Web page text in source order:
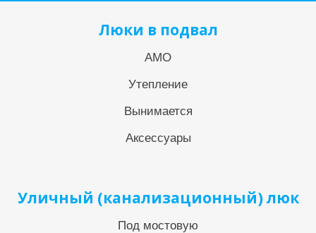
Люки в подвал
АМО
Утепление
Вынимается
Аксессуары
Уличный (канализационный) люк
Под мостовую